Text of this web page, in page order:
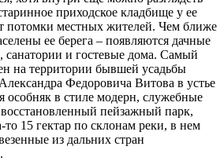
приходское кладбище у ее
потомки местных жителей. Чем ближе
ее берега – появляются дачные
санатории и гостевые дома. Самый
на территории бывшей усадьбы
Федоровича Витова в устье
особняк в стиле модерн, служебные
пейзажный парк,
то 15 гектар по склонам реки, в нем
из дальних стран